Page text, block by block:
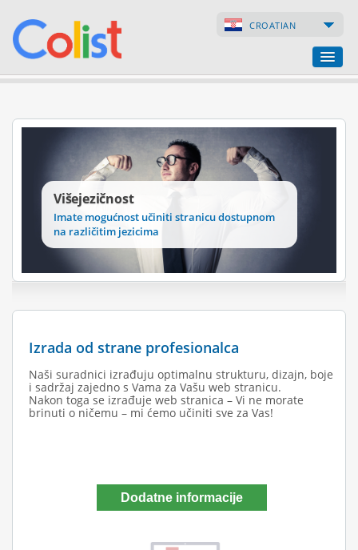
CROATIAN
Popis poduzeća
Internetske stranice
Internetske trgovine
Višejezičnost
Imate mogućnost učiniti stranicu dostupnom
na različitim jezicima
Izrada od strane profesionalca
Naši suradnici izrađuju optimalnu strukturu, dizajn, boje
i sadržaj zajedno s Vama za Vašu web stranicu.
Nakon toga se izrađuje web stranica – Vi ne morate
brinuti o ničemu – mi ćemo učiniti sve za Vas!
Dodatne informacije